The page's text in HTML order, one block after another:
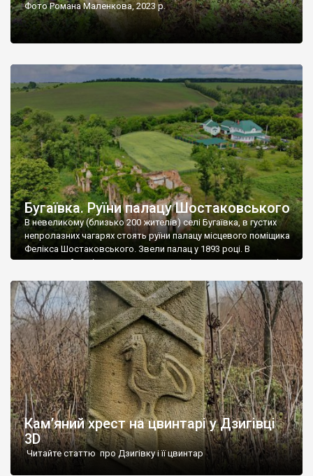
Фото Романа Маленкова, 2023 р.
Бугаївка. Руїни палацу Шостаковського
В невеликому (близько 200 жителів) селі Бугаївка, в густих
непролазних чагарях стоять руїни палацу місцевого поміщика
Фелікса Шостаковського. Звели палац у 1893 році. В
радянський період у ньому спочатку містилася школа, потім
століття тут розмістили туберкульозну лікарню. Коли із
палацу виїхала лікарня – ми точно не […]
Кам’яний хрест на цвинтарі у Дзигівці
3D
Читайте статтю про Дзигівку і її цвинтар